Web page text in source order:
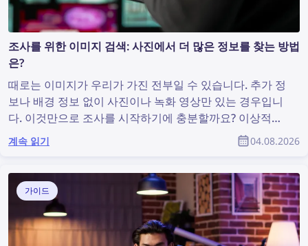
조사를 위한 이미지 검색: 사진에서 더 많은 정보를 찾는 방법
은?
때로는 이미지가 우리가 가진 전부일 수 있습니다. 추가 정
보나 배경 정보 없이 사진이나 녹화 영상만 있는 경우입니
다. 이것만으로 조사를 시작하기에 충분할까요? 이상적인
상황은 아닐 수 있지만, 유용한 정보를 발견하고 조사를 지
원할 수 있는 이미지 검색을 수행하기에는 충분합니다. 그
까요?
계속 읽기 04.08.2026
가이드